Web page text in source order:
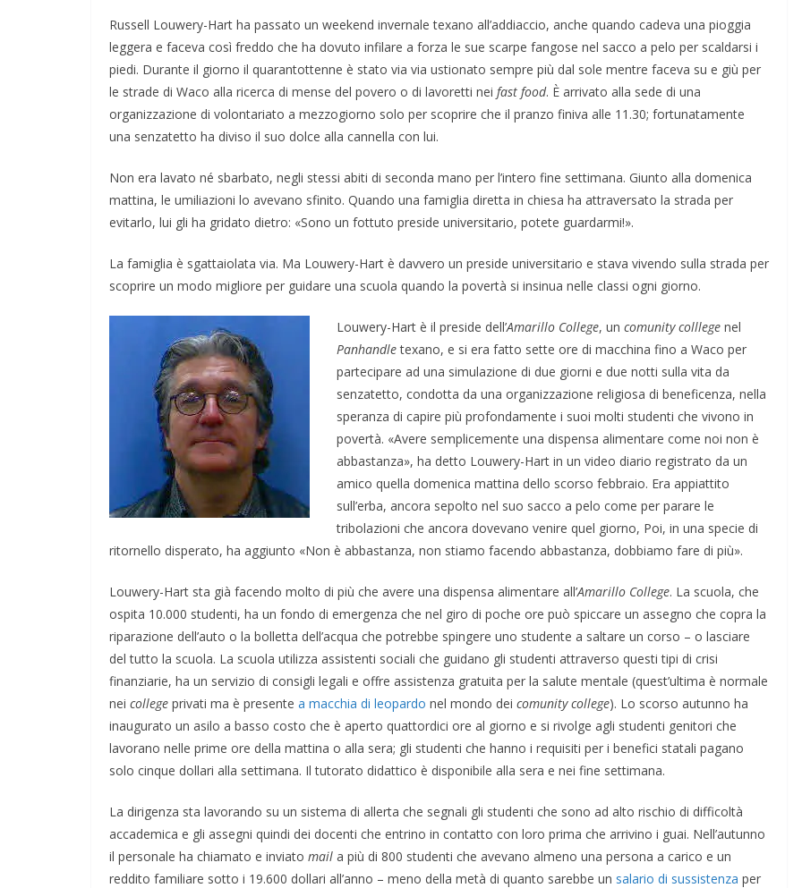
Russell Louwery-Hart ha passato un weekend invernale texano all’addiaccio, anche quando cadeva una pioggia
leggera e faceva così freddo che ha dovuto infilare a forza le sue scarpe fangose nel sacco a pelo per scaldarsi i
piedi. Durante il giorno il quarantottenne è stato via via ustionato sempre più dal sole mentre faceva su e giù per
le strade di Waco alla ricerca di mense del povero o di lavoretti nei fast food. È arrivato alla sede di una
organizzazione di volontariato a mezzogiorno solo per scoprire che il pranzo finiva alle 11.30; fortunatamente
una senzatetto ha diviso il suo dolce alla cannella con lui.
Non era lavato né sbarbato, negli stessi abiti di seconda mano per l’intero fine settimana. Giunto alla domenica
mattina, le umiliazioni lo avevano sfinito. Quando una famiglia diretta in chiesa ha attraversato la strada per
evitarlo, lui gli ha gridato dietro: «Sono un fottuto preside universitario, potete guardarmi!».
La famiglia è sgattaiolata via. Ma Louwery-Hart è davvero un preside universitario e stava vivendo sulla strada per
scoprire un modo migliore per guidare una scuola quando la povertà si insinua nelle classi ogni giorno.
Louwery-Hart è il preside dell’Amarillo College, un comunity colllege nel
Panhandletexano, e si era fatto sette ore di macchina fino a Waco per
partecipare ad una simulazione di due giorni e due notti sulla vita da
senzatetto, condotta da una organizzazione religiosa di beneficenza, nella
speranza di capire più profondamente i suoi molti studenti che vivono in
povertà. «Avere semplicemente una dispensa alimentare come noi non è
abbastanza», ha detto Louwery-Hart in un video diario registrato da un
amico quella domenica mattina dello scorso febbraio. Era appiattito
sull’erba, ancora sepolto nel suo sacco a pelo come per parare le
tribolazioni che ancora dovevano venire quel giorno, Poi, in una specie di
ritornello disperato, ha aggiunto «Non è abbastanza, non stiamo facendo abbastanza, dobbiamo fare di più».
Louwery-Hart sta già facendo molto di più che avere una dispensa alimentare all’Amarillo College. La scuola, che
ospita 10.000 studenti, ha un fondo di emergenza che nel giro di poche ore può spiccare un assegno che copra la
riparazione dell’auto o la bolletta dell’acqua che potrebbe spingere uno studente a saltare un corso – o lasciare
del tutto la scuola. La scuola utilizza assistenti sociali che guidano gli studenti attraverso questi tipi di crisi
finanziarie, ha un servizio di consigli legali e offre assistenza gratuita per la salute mentale (quest’ultima è normale
nei college privati ma è presente a macchia di leopardo nel mondo dei comunity college). Lo scorso autunno ha
inaugurato un asilo a basso costo che è aperto quattordici ore al giorno e si rivolge agli studenti genitori che
lavorano nelle prime ore della mattina o alla sera; gli studenti che hanno i requisiti per i benefici statali pagano
solo cinque dollari alla settimana. Il tutorato didattico è disponibile alla sera e nei fine settimana.
La dirigenza sta lavorando su un sistema di allerta che segnali gli studenti che sono ad alto rischio di difficoltà
accademica e gli assegni quindi dei docenti che entrino in contatto con loro prima che arrivino i guai. Nell’autunno
il personale ha chiamato e inviato mail a più di 800 studenti che avevano almeno una persona a carico e un
reddito familiare sotto i 19.600 dollari all’anno – meno della metà di quanto sarebbe un salario di sussistenza per